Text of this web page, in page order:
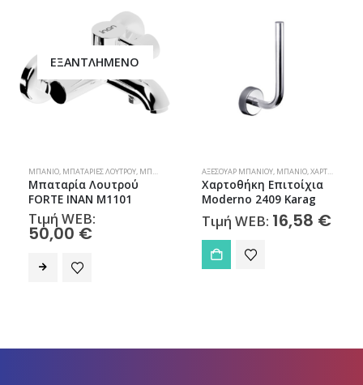
ΕΞΑΝΤΛΗΜΈΝΟ
ΜΠΆΝΙΟ, ΜΠΑΤΑΡΊΕΣ ΛΟΥΤΡΟΎ, ΜΠΑΤΑΡΊΕΣ ΜΠΆΝΙΟΥ
Μπαταρία Λουτρού
FORTE INAN Μ1101
Τιμή WEB:
50,00 €
ΑΞΕΣΟΥΆΡ ΜΠΆΝΙΟΥ, ΜΠΆΝΙΟ,ΧΑΡΤΟΘΉΚΕΣ
Χαρτοθήκη Επιτοίχια
Moderno 2409 Karag
Τιμή WEB: 16,58 €